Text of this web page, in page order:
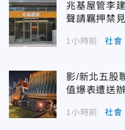
兆基屋管李
聲請羈押禁見
1小時前 社會
影/新北五股
值爆表遭送辦
1小時前 社會